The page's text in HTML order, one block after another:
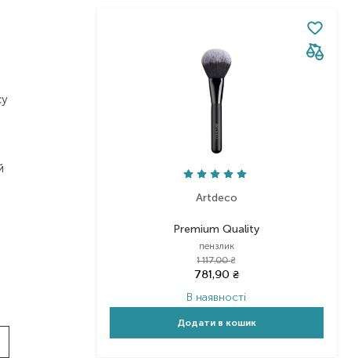
Artdeco
Premium Quality
пензлик
1 117,00₴
781,90 ₴
В наявності
Додати в кошик